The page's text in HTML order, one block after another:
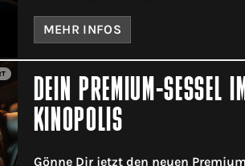
MEHR INFOS
DEIN PREMIUM-SESSEL
KINOPOLIS
Gönne Dir jetzt den neuen